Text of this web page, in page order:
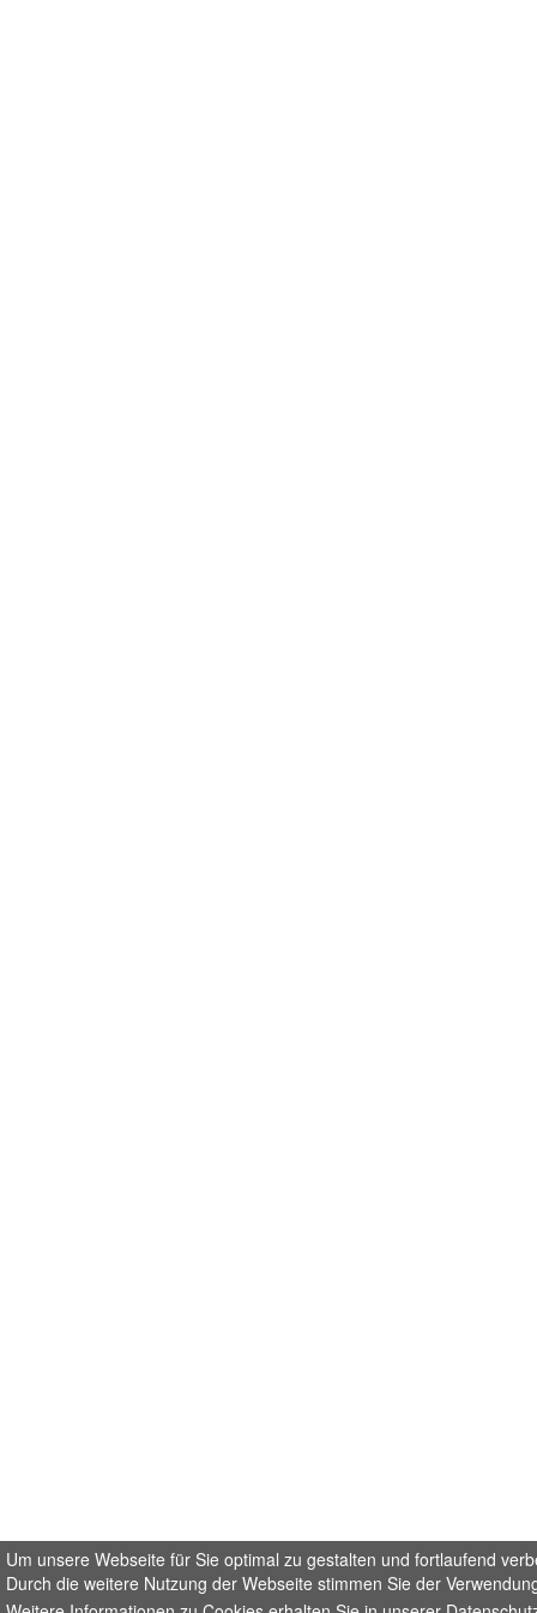
Um unsere Webseite für Sie optimal zu gestalten und fortlaufend
Durch die weitere Nutzung der Webseite stimmen Sie der